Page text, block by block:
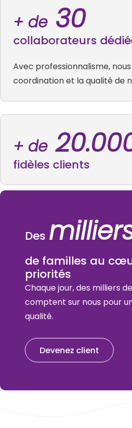
+ de 30
collaborateurs
Avec professionnalisme,
coordination et la qualité de
+ de
fidèles clients
Des
de familles au
priorités
Chaque jour, des milliers
comptent sur nous pour
qualité.
Devenez client